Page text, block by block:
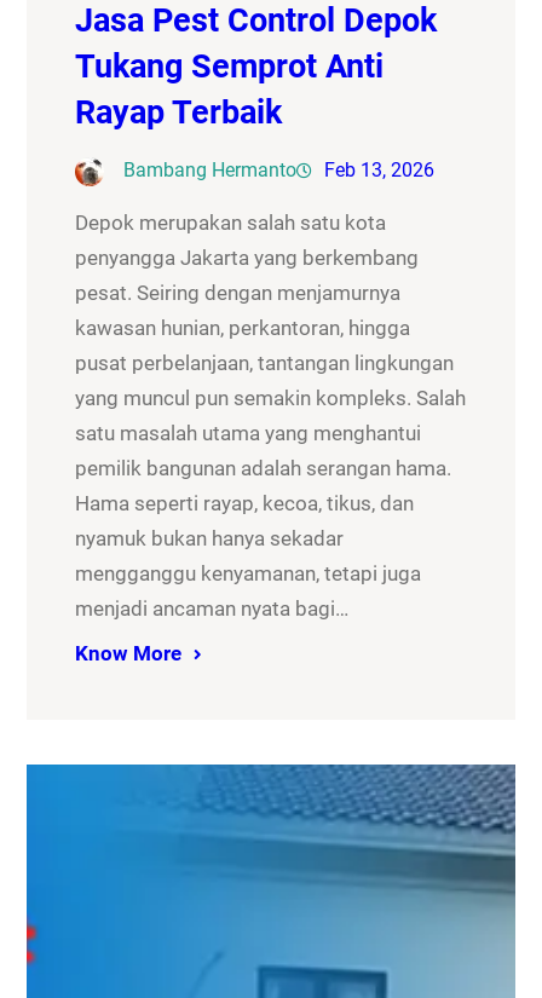
Jasa Pest Control Depok
Tukang Semprot Anti
Rayap Terbaik
Bambang Hermanto Feb 13, 2026
Depok merupakan salah satu kota
penyangga Jakarta yang berkembang
pesat. Seiring dengan menjamurnya
kawasan hunian, perkantoran, hingga
pusat perbelanjaan, tantangan lingkungan
yang muncul pun semakin kompleks. Salah
satu masalah utama yang menghantui
pemilik bangunan adalah serangan hama.
Hama seperti rayap, kecoa, tikus, dan
nyamuk bukan hanya sekadar
mengganggu kenyamanan, tetapi juga
menjadi ancaman nyata bagi…
Know More